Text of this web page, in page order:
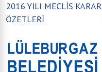
2016 YILI MECLİS KARAR
ÖZETLERİ